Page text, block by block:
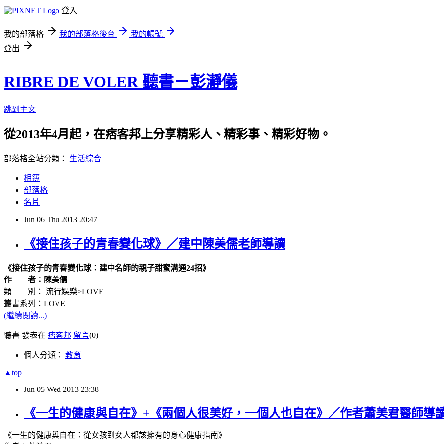
登入
我的部落格 我的部落格後台
我的帳號
登出
RIBRE DE VOLER 聽書－彭瀞儀
跳到主文
從2013年4月起，在痞客邦上分享精彩人、精彩事、精彩好物。
部落格全站分類： 生活綜合
相簿
部落格
名片
Jun 06 Thu 2013 20:47
《接住孩子的青春變化球》／建中陳美儒老師導讀
《接住孩子的青春變化球：建中名師的親子甜蜜溝通24招》
作 者：陳美儒
類 別： 流行娛樂>LOVE
叢書系列：LOVE
(繼續閱讀...)
聽書 發表在 痞客邦 留言(0)
個人分類： 教育
▲top
Jun 05 Wed 2013 23:38
《一生的健康與自在》+《兩個人很美好，一個人也自在》／作者蕭美君醫師導
《一生的健康與自在：從女孩到女人都該擁有的身心健康指南》